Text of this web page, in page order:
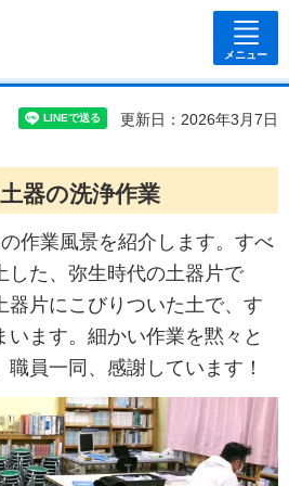
メニュー
更新日：2026年3月7日
器の洗浄作業
作業風景を紹介します。すべ
した、弥生時代の土器片で
器片にこびりついた土で、す
います。細かい作業を黙々と
員一同、感謝しています！